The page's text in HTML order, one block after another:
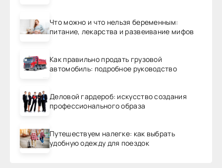
Что можно и что нельзя беременным:
питание, лекарства и развеивание мифов
Как правильно продать грузовой
автомобиль: подробное руководство
Деловой гардероб: искусство создания
профессионального образа
Путешествуем налегке: как выбрать
удобную одежду для поездок